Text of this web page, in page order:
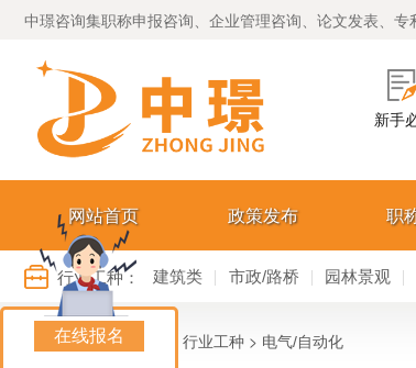
中璟咨询集职称申报咨询、企业管理咨询、论文发表、
新手
网站首页 政策发布 职
行业工种： 建筑类 市政/路桥 园林景观
您的位置： 行业工种 > 电气/自动化
在线报名